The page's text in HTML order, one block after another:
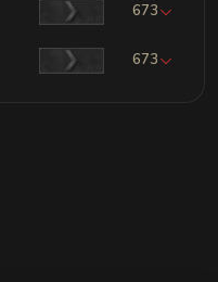
673
673